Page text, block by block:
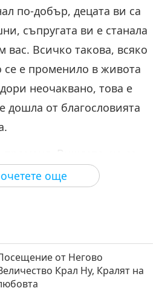
още
по-добър, децата ви са
съпругата ви е станала
вас. Всичко такова, всяко
е променило в живота
неочаквано, това е
дошла от благословията
Виждате, че се
да забележите
Ако продължа да ви
нищо. „Къде е, Учителю?
сте слепи. Слепи сте.
око на мъдростта е
от Негово
Крал Ну, Кралят на